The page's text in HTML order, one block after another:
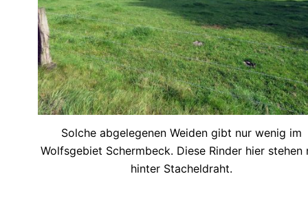
Solche abgelegenen Weiden gibt nur wenig im
Wolfsgebiet Schermbeck. Diese Rinder hier stehen
hinter Stacheldraht.